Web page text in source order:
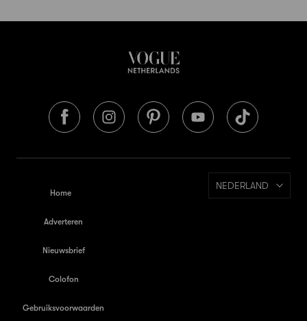
Home
Adverteren
Nieuwsbrief
Colofon
Gebruiksvoorwaarden
NEDERLAND